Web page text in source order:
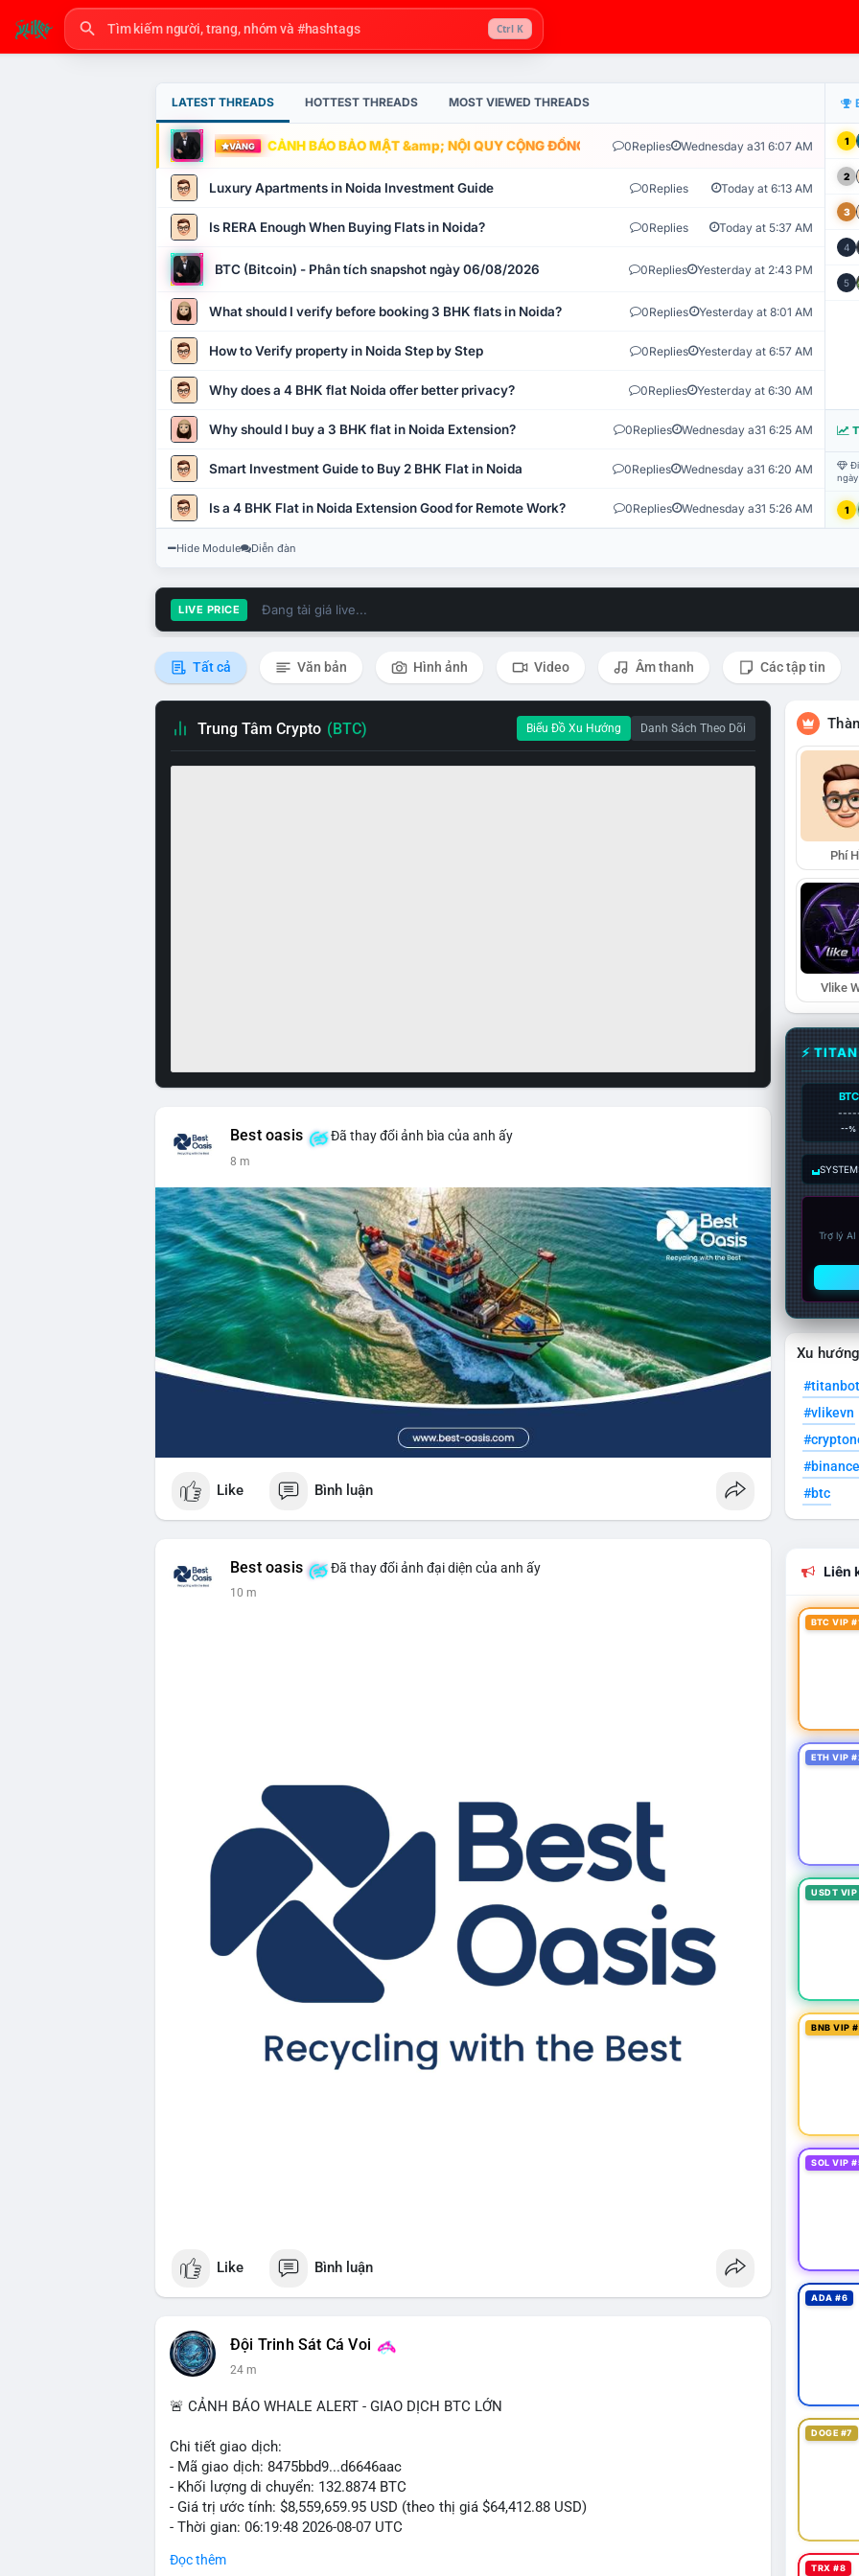
Ctrl K
LATEST THREADS HOTTEST THREADS MOST VIEWED THREADS
VÀNG CẢNH BÁO BẢO MẬT &amp; NỘI QUY CỘNG ĐỒNG VLIKE.VN: HỆ THỐNG GIÁM SÁT TỰ
0Replies Wednesday a31 6:07 AM
Luxury Apartments in Noida Investment Guide 0Replies Today at 6:13 AM
Is RERA Enough When Buying Flats in Noida? 0Replies Today at 5:37 AM
BTC (Bitcoin) - Phân tích snapshot ngày 06/08/2026 0Replies Yesterday at 2:43 PM
What should I verify before booking 3 BHK flats in Noida? 0Replies Yesterday at 8:01 AM
How to Verify property in Noida Step by Step 0Replies Yesterday at 6:57 AM
Why does a 4 BHK flat Noida offer better privacy? 0Replies Yesterday at 6:30 AM
Why should I buy a 3 BHK flat in Noida Extension? 0Replies Wednesday a31 6:25 AM
Smart Investment Guide to Buy 2 BHK Flat in Noida 0Replies Wednesday a31 6:20 AM
Is a 4 BHK Flat in Noida Extension Good for Remote Work? 0Replies Wednesday a31 5:26 AM
1
2
3
4
5
1
Hide Module Diễn đàn
LIVE PRICE Đang tải giá live...
Tất cả Văn bản Hình ảnh Video Âm thanh Các tập tin
Trung Tâm Crypto (BTC) Biểu Đồ Xu Hướng Danh Sách Theo Dõi
Best oasis Đã thay đổi ảnh bìa của anh ấy
8 m
Like Bình luận
Best oasis Đã thay đổi ảnh đại diện của anh ấy
10 m
Like Bình luận
Đội Trinh Sát Cá Voi
24 m
🚨 CẢNH BÁO WHALE ALERT - GIAO DỊCH BTC LỚN
Chi tiết giao dịch:
- Mã giao dịch: 8475bbd9...d6646aac
- Khối lượng di chuyển: 132.8874 BTC
- Giá trị ước tính: $8,559,659.95 USD (theo thị giá $64,412.88 USD)
- Thời gian: 06:19:48 2026-08-07 UTC
Nhận định phân tích:
Đọc thêm
Phí
Vlike
⚡
BTC
--%
Trợ lý
Xu
#titanbot
#vlikevn
#btc
Liên
BTC VIP
ETH VIP
USDT
BNB VIP
SOL VIP
ADA #6
DOGE #7
TRX #8